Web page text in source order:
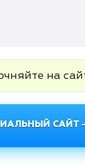
на
САЙТ